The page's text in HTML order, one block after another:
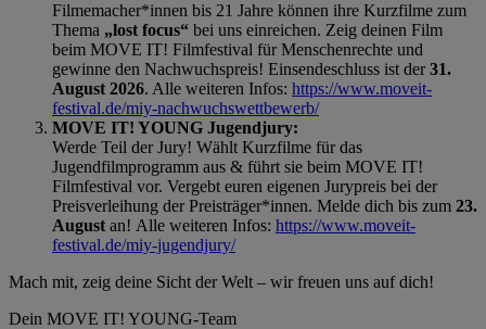
Filmemacher*innen bis 21 Jahre können ihre Kurzfilme zum
Thema „lost focus“ bei uns einreichen. Zeig deinen Film
beim MOVE IT! Filmfestival für Menschenrechte und
gewinne den Nachwuchspreis! Einsendeschluss ist der31.
August 2026. Alle weiteren Infos: https://www.moveit-
festival.de/miy-nachwuchswettbewerb/
MOVE IT! YOUNG Jugendjury:
Werde Teil der Jury! Wählt Kurzfilme für das
Jugendfilmprogramm aus & führt sie beim MOVE IT!
Filmfestival vor. Vergebt euren eigenen Jurypreis bei der
Preisverleihung der Preisträger*innen. Melde dich bis zum 23.
August an! Alle weiteren Infos: https://www.moveit-
festival.de/miy-jugendjury/
Mach mit, zeig deine Sicht der Welt – wir freuen uns auf dich!
Dein MOVE IT! YOUNG-Team